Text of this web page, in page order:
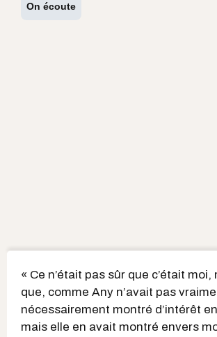
On écoute
« Ce n’était pas sûr que c’était
que, comme Any n’avait pas
nécessairement montré d’intérêt
mais elle en avait montré envers